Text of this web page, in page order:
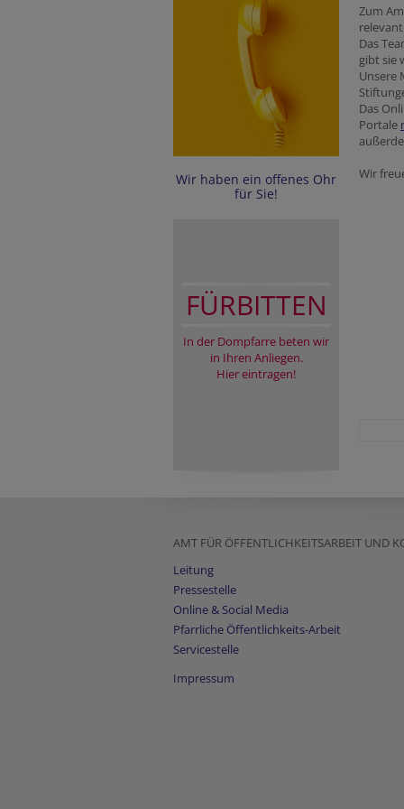
Wir haben ein offenes Ohr
für Sie!
FÜRBITTEN
In der Dompfarre beten wir
in Ihren Anliegen.
Hier eintragen!
Zum
Das
gibt sie
Unsere
Das
Portale
Wir
AMT FÜR ÖFFENTLICHKEITSARBEIT UND
Leitung
Pressestelle
Online & Social Media
Pfarrliche Öffentlichkeits-Arbeit
Servicestelle
Impressum